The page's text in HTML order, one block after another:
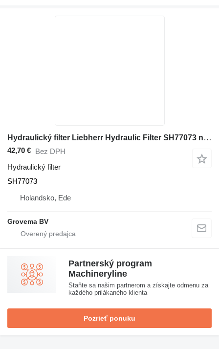
Hydraulický filter Liebherr Hydraulic Filter SH77073 na stavebného stroja Liebherr
42,70 € Bez DPH
Hydraulický filter
SH77073
Holandsko, Ede
Grovema BV
Partnerský program
Machineryline
Staňte sa našim partnerom a získajte odmenu za
každého prilákaného klienta
Pozrieť ponuku